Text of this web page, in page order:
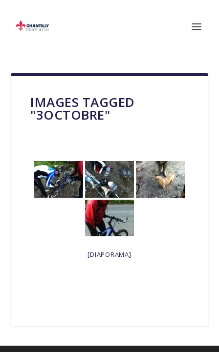
IMAGES TAGGED
"3OCTOBRE"
[DIAPORAMA]